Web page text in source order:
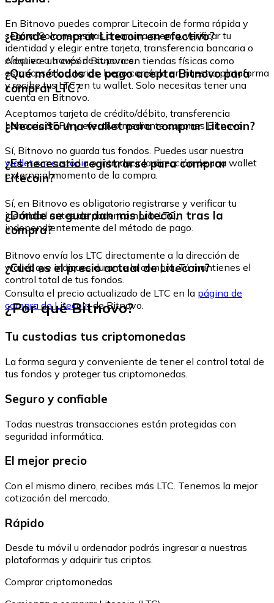
En Bitnovo puedes comprar Litecoin de forma rápida y
segura. Solo necesitas crear una cuenta, verificar tu
identidad y elegir entre tarjeta, transferencia bancaria o
efectivo a través de cupones.
¿Dónde comprar Litecoin en efectivo?
Adquiere un cupón Bitnovo en tiendas físicas como
estancos o locutorios, luego canjéalo en nuestra plataforma
y recibe tus LTC en tu wallet. Solo necesitas tener una
cuenta en Bitnovo.
¿Qué métodos de pago acepta Bitnovo para
comprar LTC?
Aceptamos tarjeta de crédito/débito, transferencia
bancaria SEPA y efectivo mediante cupones Bitnovo.
¿Necesito una wallet para comprar Litecoin?
Sí, Bitnovo no guarda tus fondos. Puedes usar nuestra
wallet sin custodiao introducir la dirección de una wallet
externa al momento de la compra.
¿Es necesario registrarse para comprar
Litecoin?
Sí, en Bitnovo es obligatorio registrarse y verificar tu
identidad antes de poder comprar LTC,
independientemente del método de pago.
¿Dónde se guardan mis Litecoin tras la
compra?
Bitnovo envía los LTC directamente a la dirección de
wallet que indiques durante la compra. Tú mantienes el
control total de tus fondos.
¿Cuál es el precio actual de Litecoin?
Consulta el precio actualizado de LTC en la página de
compra de Litecoinde Bitnovo.
¿Por qué Bitnovo?
Tu custodias tus criptomonedas
La forma segura y conveniente de tener el control total de
tus fondos y proteger tus criptomonedas.
Seguro y confiable
Todas nuestras transacciones están protegidas con
seguridad informática.
El mejor precio
Con el mismo dinero, recibes más LTC. Tenemos la mejor
cotización del mercado.
Rápido
Desde tu móvil u ordenador podrás ingresar a nuestras
plataformas y adquirir tus criptos.
Comprar criptomonedas